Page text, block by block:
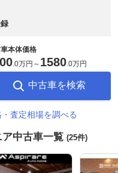
本体価格
.0万円 ～ 1580.0万円
中古車を検索
査定相場を調べる
中古車一覧 (25件)